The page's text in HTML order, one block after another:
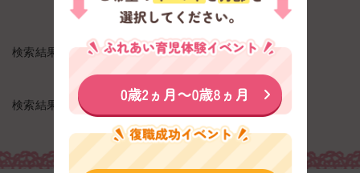
検索結果 : 0 件 / 0 件中
検索結果 : 0 件 / 0 件中